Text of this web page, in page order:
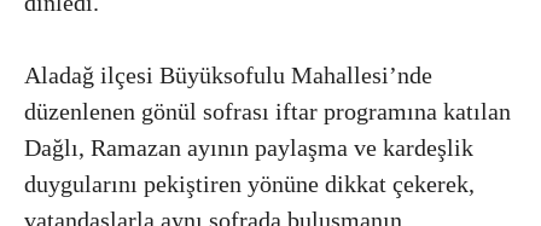
Aladağ ilçesi Büyüksofulu Mahallesi’nde
düzenlenen gönül sofrası iftar programına katılan
Dağlı, Ramazan ayının paylaşma ve kardeşlik
duygularını pekiştiren yönüne dikkat çekerek,
vatandaşlarla aynı sofrada buluşmanın